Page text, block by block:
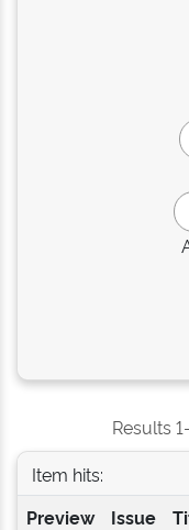
Results
Item hits:
Preview
Issue